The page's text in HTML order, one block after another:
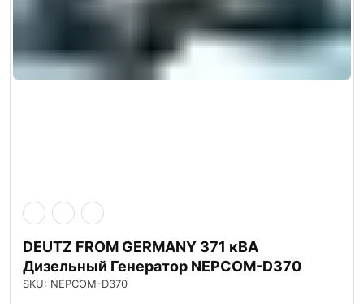
DEUTZ FROM GERMANY 371 кВА
Дизельный Генератор NEPCOM-D370
SKU: NEPCOM-D370